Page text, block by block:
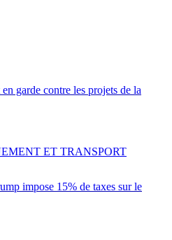
garde contre les projets de la
impose 15% de taxes sur le
ET TRANSPORT